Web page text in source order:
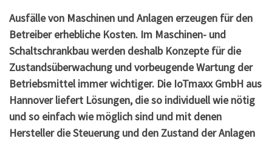
Ausfälle von Maschinen und Anlagen erzeugen für den
Betreiber erhebliche Kosten. Im Maschinen- und
Schaltschrankbau werden deshalb Konzepte für die
Zustandsüberwachung und vorbeugende Wartung der
Betriebsmittel immer wichtiger. Die IoTmaxx GmbH aus
Hannover liefert Lösungen, die so individuell wie nötig
und so einfach wie möglich sind und mit denen
Hersteller die Steuerung und den Zustand derAnlagen